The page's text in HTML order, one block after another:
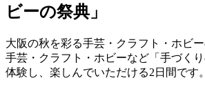
ビーの祭典」
大阪の秋を彩る手芸・クラフト・ホビー
手芸・クラフト・ホビーなど「手づく
体験し、楽しんでいただける2日間です。